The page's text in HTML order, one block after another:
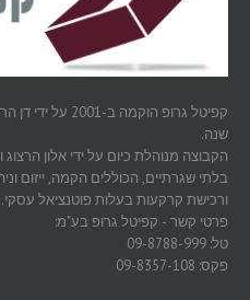
שנה.
הקבוצה מנוהלת כיום על ידי אלון
בלתי שגרתיים, הכוללים הקמה, ייזום
ורכישת קרקעות בעלות פוטנציאל עסקי.
פרטי קשר - קפיטל גרופ בע"מ:
טל: 09-8788-999
פקס: 09-8357-108